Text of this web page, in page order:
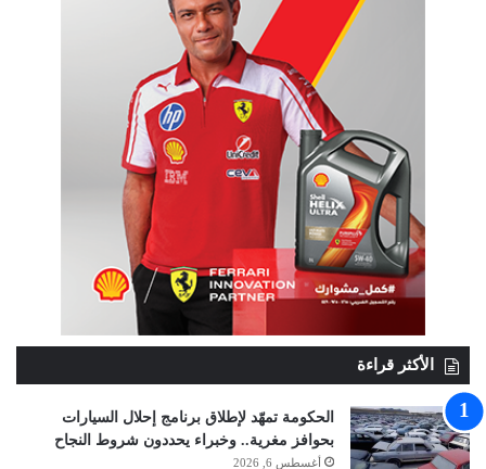
الأكثر قراءة
الحكومة تمهّد لإطلاق برنامج إحلال السيارات
بحوافز مغرية.. وخبراء يحددون شروط النجاح
أغسطس 6, 2026